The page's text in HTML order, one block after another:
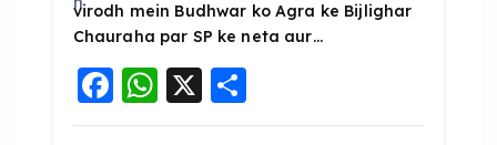
virodh mein Budhwar ko Agra ke Bijlighar
Chauraha par SP ke neta aur…
F
a
W
h
X S
h